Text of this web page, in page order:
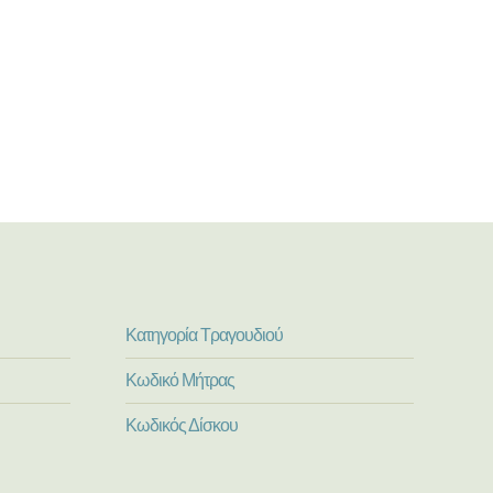
Κατηγορία Τραγουδιού
Κωδικό Μήτρας
Κωδικός Δίσκου